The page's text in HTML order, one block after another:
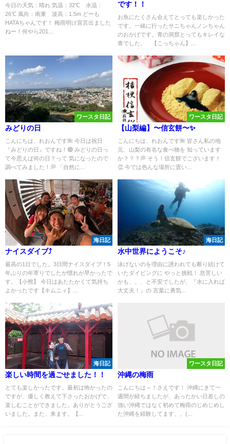
今日の天気：晴れ 気温：32℃ 水温：
26℃ 風向：南東 波高：1.5m どーも
HATAちゃんです！ 梅雨明け宣言出ました
ねー！何やら201...
です！！
お魚にたくさん会えてとっても楽しかった
です。一緒に行ったサニちゃんノンちゃん
のおかげです。青の洞窟とってもキレイな
青でした。 【こっちゃん】...
ワースタ日記
みどりの日
こんにちは、れおんです🌺 今日は祝日
『みどりの日』ですね！🟢 みどりの日っ
て今思えば何の日？って 気になったので
調べてみました！💭 「自然に...
ワースタ日記
【山梨編】〜信玄餅〜✨
こんにちは、れおんです🌺 皆さん私の地
元、山梨の有名な食べ物を 知っています
か？？？💭 そう！信玄餅でございます！
👏 今では色んな場所に置い...
海日記
ナイスダイブ⤴
最高の1日でした。3日間ナイスダイブ！5
年ぶりの年寄りでしたが慣れが早かったで
す。【小熊】 今日はあたたかくて気持ち
よかったです【キムニィ】...
海日記
水中世界にようこそ♪
泳げないのを理由に誘われても断り続けて
いたダイビングに やっと挑戦！ 息苦しい
かも、、、と不安でしたが、『水に入れば
大丈夫！』の 言葉に勇気...
海日記
楽しい時間を過ごせました！！
とても楽しかったです。最初は怖かったの
ですが、優しく教えて下さったおかげで、
楽しむことができました。ありがとうござ
いました。また、来ます。【...
ワースタ日記
沖縄の梅雨
こんにちは～！さえです！ 沖縄にきて一
週間が経ちましたが、あったかい日差しの
強い沖縄ではなく初めて梅雨のじめじめし
た沖縄を経験してます、、(...